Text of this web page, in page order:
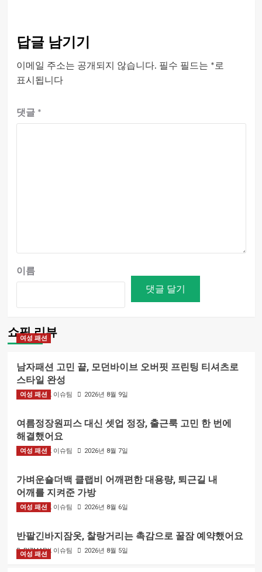
답글 남기기
이메일 주소는 공개되지 않습니다. 필수 필드는 * 로
표시됩니다
댓글 *
이름
쇼핑 리뷰
여성 패션
남자패션 고민 끝, 모던바이브 오버핏 프린팅 티셔츠로
스타일 완성
BIZMARK 이슈팀 2026년 8월 9일
여성 패션
여름정장원피스 대신 셋업 정장, 출근룩 고민 한 번에
해결했어요
BIZMARK 이슈팀 2026년 8월 7일
여성 패션
가벼운숄더백 클랩비 어깨편한 대용량, 퇴근길 내
어깨를 지켜준 가방
BIZMARK 이슈팀 2026년 8월 6일
여성 패션
반팔긴바지잠옷, 찰랑거리는 촉감으로 꿀잠 예약했어요
BIZMARK 이슈팀 2026년 8월 5일
여성 패션